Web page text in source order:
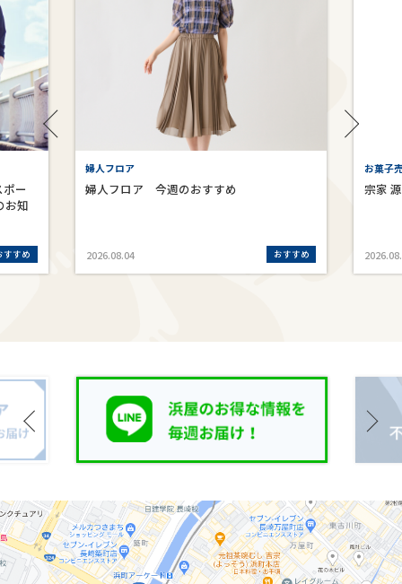
ー
お知
すすめ
婦人フロア
婦人フロア 今週のおすすめ
2026.08.04 おすすめ
お菓子
宗家